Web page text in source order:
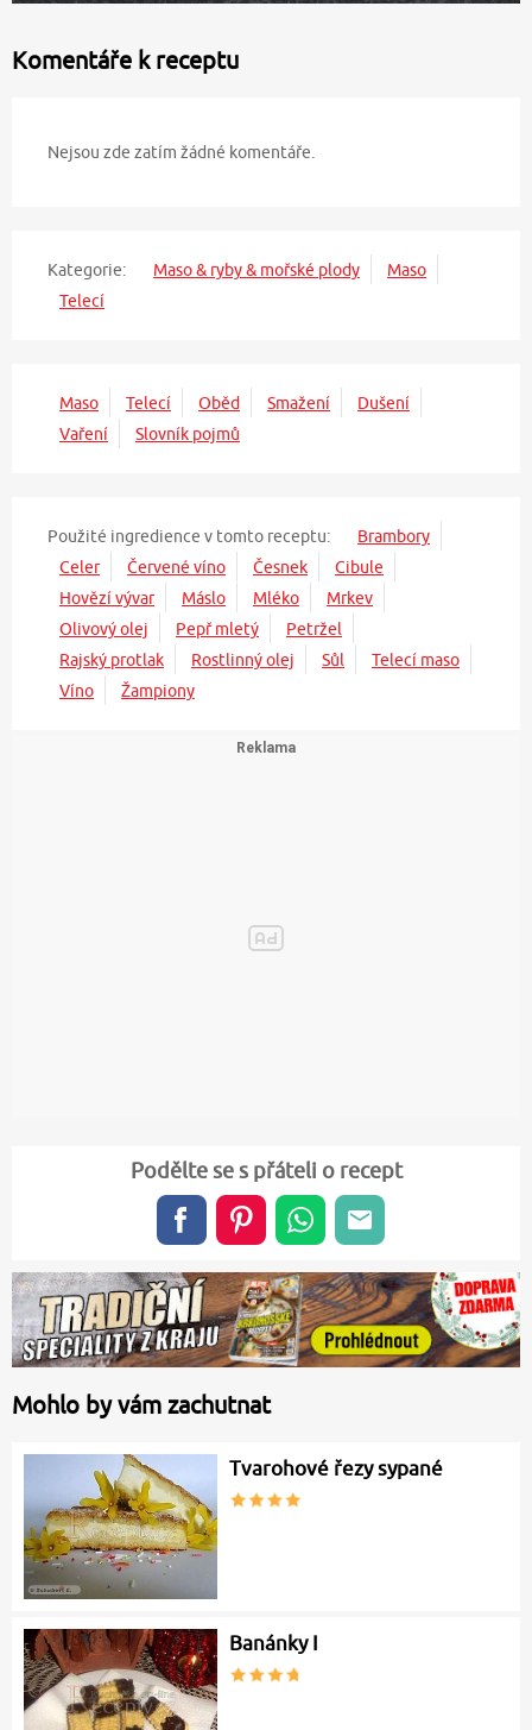
Komentáře k receptu
Nejsou zde zatím žádné komentáře.
Kategorie: Maso & ryby & mořské plody
Maso
Telecí
Maso Telecí Oběd Smažení
Dušení
Vaření
Slovník pojmů
Použité ingredience v tomto receptu:
Brambory
Celer
Červené víno Česnek
Cibule
Hovězí vývar
Máslo Mléko
Mrkev
Olivový olej
Pepř mletý
Petržel
Rajský protlak
Rostlinný olej Sůl
Telecí maso
Víno
Žampiony
Podělte se s přáteli o recept
Mohlo by vám zachutnat
Tvarohové řezy sypané
Banánky I